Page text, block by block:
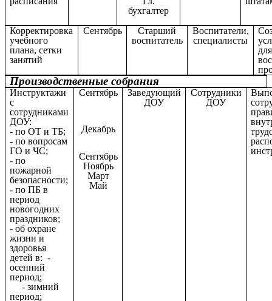
бухгалтер
Корректировка
учебного
плана, сетки
занятий
Сентябрь
Старший
воспитатель
Воспитатели,
специалисты
Производственные собрания
Инструктажи
с
сотрудниками
ДОУ:
- по ОТ и ТБ;
- по вопросам
ГО и ЧС;
- по
пожарной
безопасности;
- по ПБ в
период
новогодних
праздников;
- об охране
жизни и
здоровья
детей в: -
осенний
период;
- зимний
период;
Сентябрь
Декабрь
Сентябрь
Ноябрь
Март
Май
Заведующий
ДОУ
Сотрудники
ДОУ